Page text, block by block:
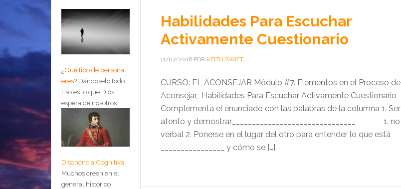
Habilidades Para Escuchar
Activamente Cuestionario
11/07/2016 POR KEITH SWIFT
CURSO: EL ACONSEJAR Módulo #7. Elementos en el Proceso de
Aconsejar, Habilidades Para Escuchar Activamente Cuestionario
Complementa el enunciado con las palabras de la columna 1. Ser
atento y demostrar_______________________________ 1. no
verbal 2. Ponerse en el lugar del otro para entender lo que está
________________ y cómo se […]
¿Qué tipo de persona
eres? Dándoselo todo.
Eso es lo que Dios
espera de nosotros.
Disonancia Cognitiva
Muchos creen en el
general histórico